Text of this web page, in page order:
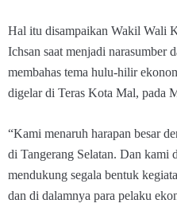
Hal itu disampaikan Wakil Wali
Ichsan saat menjadi narasumber
membahas tema hulu-hilir
digelar di Teras Kota Mal, pada
“Kami menaruh harapan besar
di Tangerang Selatan. Dan kami
mendukung segala bentuk
dan di dalamnya para pelaku